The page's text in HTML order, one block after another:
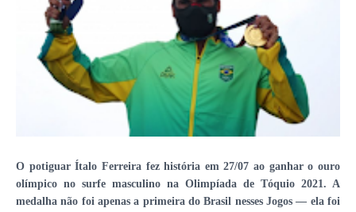
O potiguar Ítalo Ferreira fez história em 27/07 ao ganhar o ouro
olímpico no surfe masculino na Olimpíada de Tóquio 2021. A
medalha não foi apenas a primeira do Brasil nesses Jogos — ela foi